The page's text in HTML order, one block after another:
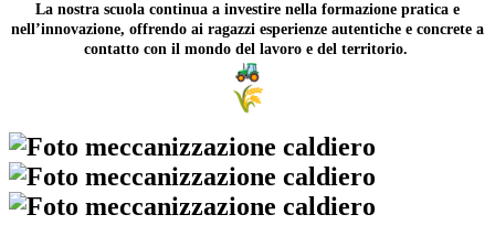
La nostra scuola continua a investire nella formazione pratica e
nell’innovazione, offrendo ai ragazzi esperienze autentiche e concrete a
contatto con il mondo del lavoro e del territorio.